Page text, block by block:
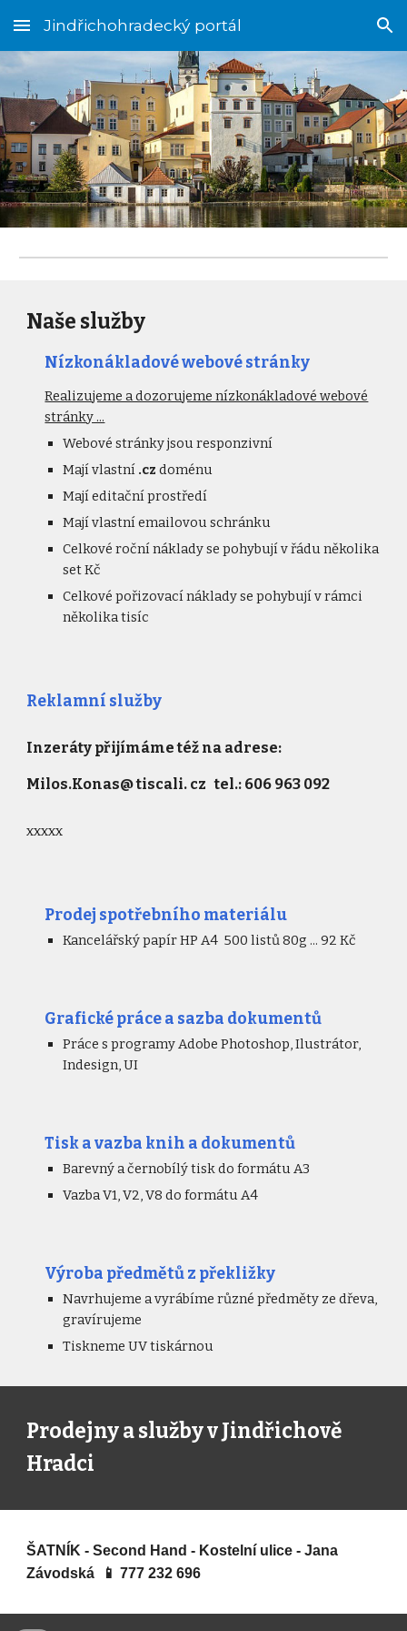
Skip to main content Skip to navigation
Jindřichohradecký portál
Naše služby
Nízkonákladové webové stránky
Realizujeme a dozorujeme nízkonákladové webové
stránky ...
Webové stránky jsou responzivní
Mají vlastní .cz doménu
Mají editační prostředí
Mají vlastní emailovou schránku
Celkové roční náklady se pohybují v řádu několika
set Kč
Celkové pořizovací náklady se pohybují v rámci
několika tisíc
Reklamní služby
Inzeráty přijímáme též na adrese:
Milos.Konas@ tiscali. cz tel.: 606 963 092
xxxxx
Prodej spotřebního materiálu
Kancelářský papír HP A4 500 listů 80g ... 92 Kč
Grafické práce a sazba dokumentů
Práce s programy Adobe Photoshop, Ilustrátor,
Indesign, UI
Tisk a vazba knih a dokumentů
Barevný a černobílý tiskdo formátu A3
Vazba V1, V2, V8 do formátu A4
Výroba předmětů z překližky
Navrhujeme a vyrábíme různé předměty ze dřeva,
gravírujeme
Tiskneme UV tiskárnou
Prodejny a služby v Jindřichově
Hradci
ŠATNÍK - Second Hand - Kostelní ulice - Jana
Závodská 📱 777 232 696